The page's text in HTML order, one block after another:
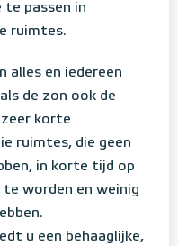
passen in
ruimtes.
alles en iedereen
de zon ook de
korte
ruimtes, die geen
in korte tijd op
worden en weinig
u een behaaglijke,